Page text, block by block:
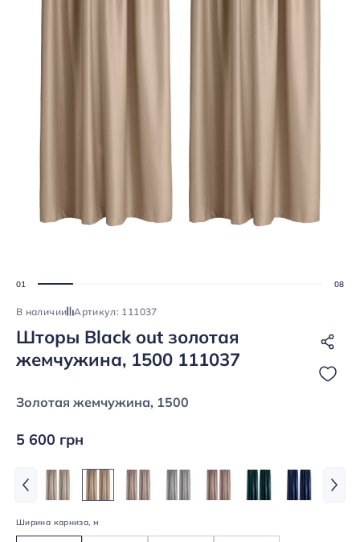
В наличии Артикул: 111037
Шторы Black out золотая
жемчужина, 1500 111037
Золотая жемчужина, 1500
5 600 грн
Ширина карниза, м